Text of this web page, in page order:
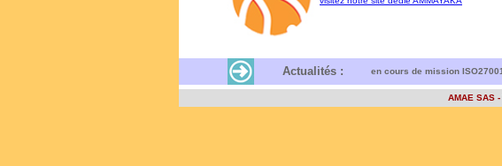
Actualités : en cours de mission
AMAE SAS-